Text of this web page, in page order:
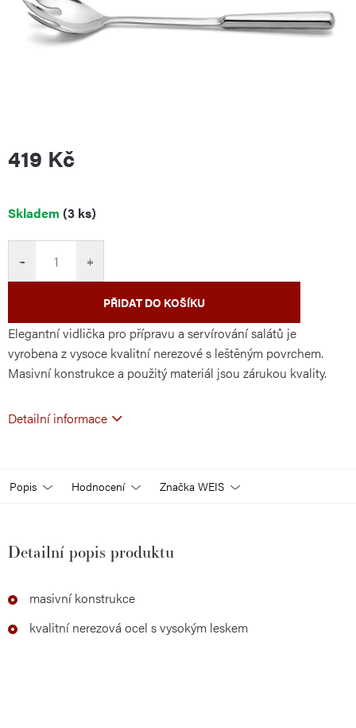
419 Kč
Měrná
Skladem (3 ks)
+
−
PŘIDAT DO KOŠÍKU
Elegantní vidlička pro přípravu a servírování salátů je
vyrobena z vysoce kvalitní nerezové s leštěným povrchem.
Masivní konstrukce a použitý materiál jsou zárukou kvality.
Detailní informace
Popis Hodnocení Značka WEIS
Detailní popis produktu
masivní konstrukce
kvalitní nerezová ocel s vysokým leskem